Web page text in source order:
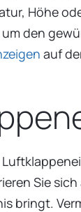
Höhe
den
auf
Sie
bringt.